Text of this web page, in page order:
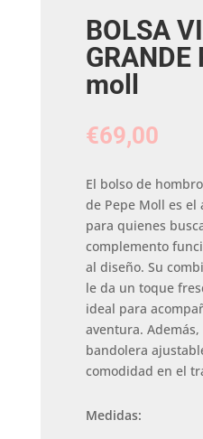
BOLSA
GRANDE
moll
€69,00
El bolso de
de Pepe Moll es el
para quienes
complemento
al diseño. Su
le da un toque
ideal para
aventura.
bandolera
comodidad en el
Medidas: